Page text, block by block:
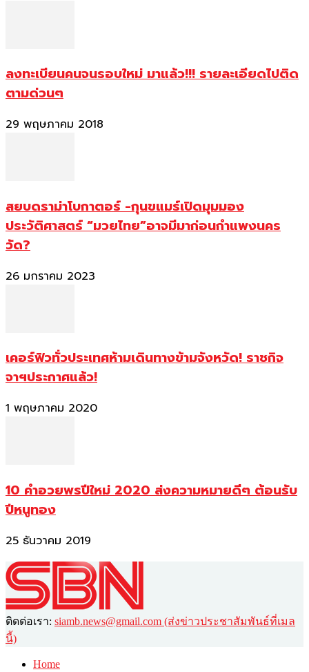
ลงทะเบียนคนจนรอบใหม่ มาแล้ว!!! รายละเอียดไปติด
ตามด่วนๆ
29 พฤษภาคม 2018
สยบดราม่าโบกาตอร์ -กุนขแมร์เปิดมุมมอง
ประวัติศาสตร์ “มวยไทย”อาจมีมาก่อนกำแพงนคร
วัด?
26 มกราคม 2023
เคอร์ฟิวทั่วประเทศห้ามเดินทางข้ามจังหวัด! ราชกิจ
จาฯประกาศแล้ว!
1 พฤษภาคม 2020
10 คำอวยพรปีใหม่ 2020 ส่งความหมายดีๆ ต้อนรับ
ปีหนูทอง
25 ธันวาคม 2019
ติดต่อเรา: siamb.news@gmail.com (ส่งข่าวประชาสัมพันธ์ที่เมล
นี้)
Home